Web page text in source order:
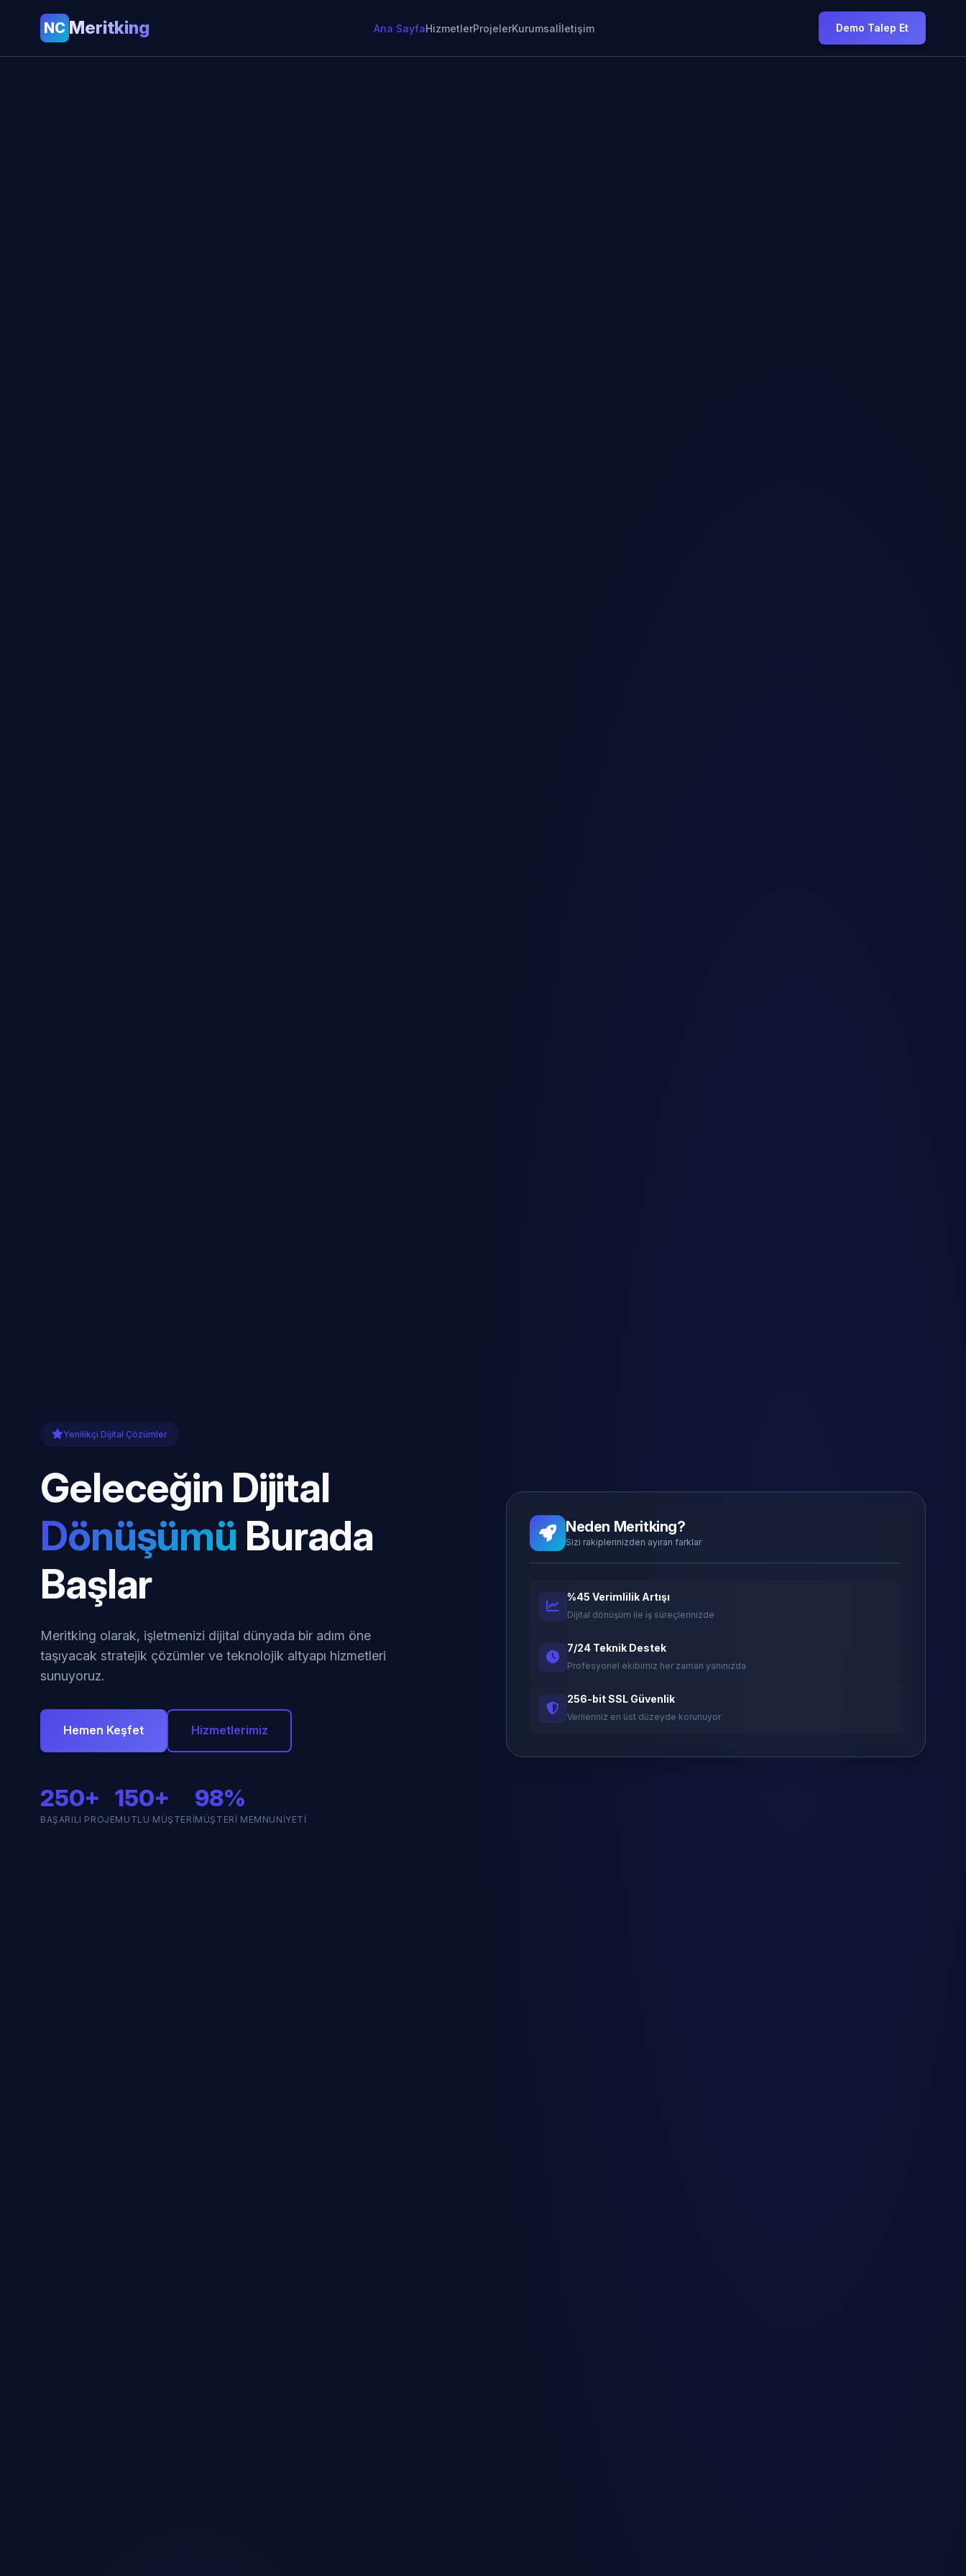
NC Meritking Ana SayfaHizmetlerProjelerKurumsalİletişim Demo Talep Et
Yenilikçi Dijital Çözümler
Geleceğin Dijital
Dönüşümü Burada
Başlar
Meritking olarak, işletmenizi dijital dünyada bir adım öne
taşıyacak stratejik çözümler ve teknolojik altyapı hizmetleri
sunuyoruz.
Hemen Keşfet Hizmetlerimiz
250+
BAŞARILI PROJE
150+
MUTLU MÜŞTERI
98%
MÜŞTERI MEMNUNIYETI
Neden Meritking?
Sizi rakiplerinizden ayıran farklar
%45 Verimlilik Artışı
Dijital dönüşüm ile iş süreçlerinizde
7/24 Teknik Destek
Profesyonel ekibimiz her zaman yanınızda
256-bit SSL Güvenlik
Verileriniz en üst düzeyde korunuyor